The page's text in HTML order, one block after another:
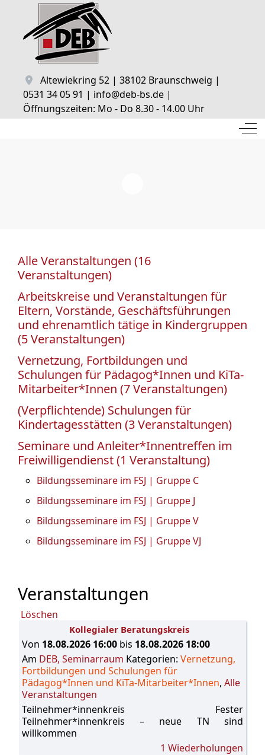
Altewiekring 52 | 38102 Braunschweig |
0531 34 05 91 | info@deb-bs.de |
Öffnungszeiten: Mo - Do 8.30 - 14.00 Uhr
Alle Veranstaltungen (16
Veranstaltungen)
Arbeitskreise und Veranstaltungen für
Eltern, Vorstände, Geschäftsführungen
und ehrenamtlich tätige in Kindergruppen
(5 Veranstaltungen)
Vernetzung, Fortbildungen und
Schulungen für Pädagog*Innen und KiTa-
Mitarbeiter*Innen (7 Veranstaltungen)
(Verpflichtende) Schulungen für
Kindertagesstätten (3 Veranstaltungen)
Seminare und Anleiter*Innentreffen im
Freiwilligendienst (1 Veranstaltung)
Bildungsseminare im FSJ | Gruppe C
Bildungsseminare im FSJ | Gruppe J
Bildungsseminare im FSJ | Gruppe V
Bildungsseminare im FSJ | Gruppe VJ
Veranstaltungen
Löschen
Kollegialer Beratungskreis
Von 18.08.2026 16:00 bis 18.08.2026 18:00
Am DEB, Seminarraum Kategorien: Vernetzung,
Fortbildungen und Schulungen für
Pädagog*Innen und KiTa-Mitarbeiter*Innen, Alle
Veranstaltungen
Teilnehmer*innenkreis Fester
Teilnehmer*innenkreis – neue TN sind
willkommen
1 Wiederholungen